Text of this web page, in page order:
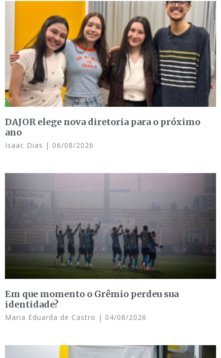
DAJOR elege nova diretoria para o próximo
ano
Isaac Dias 06/08/2026
Em que momento o Grêmio perdeu sua
identidade?
Maria Eduarda de Castro 04/08/2026